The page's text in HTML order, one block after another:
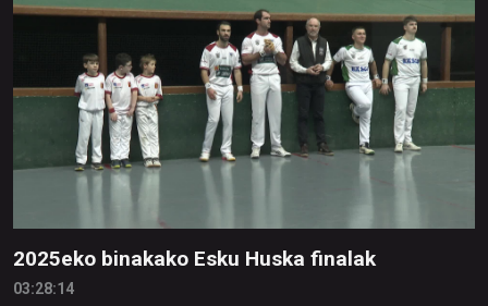
2025eko binakako Esku Huska finalak
03:28:14